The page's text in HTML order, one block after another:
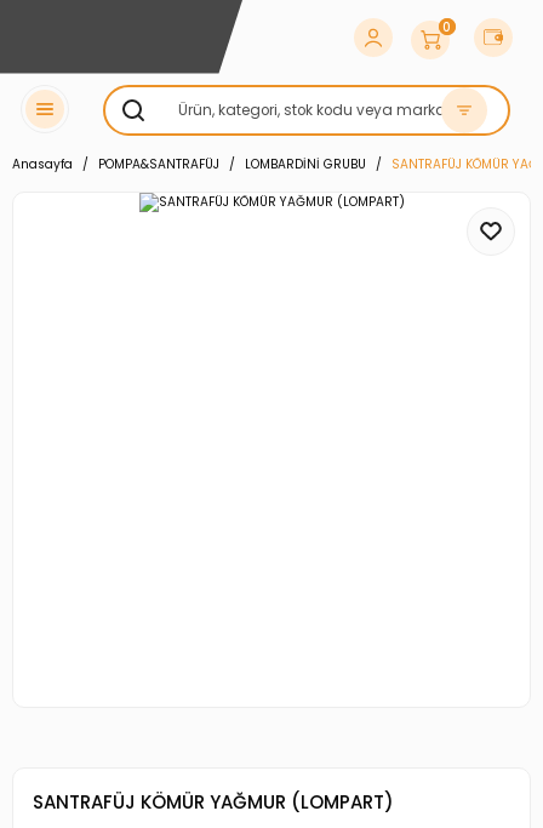
0
Anasayfa POMPA&SANTRAFÜJ LOMBARDİNİ GRUBU SANTRAFÜJ KÖMÜR
SANTRAFÜJ KÖMÜR YAĞMUR (LOMPART)